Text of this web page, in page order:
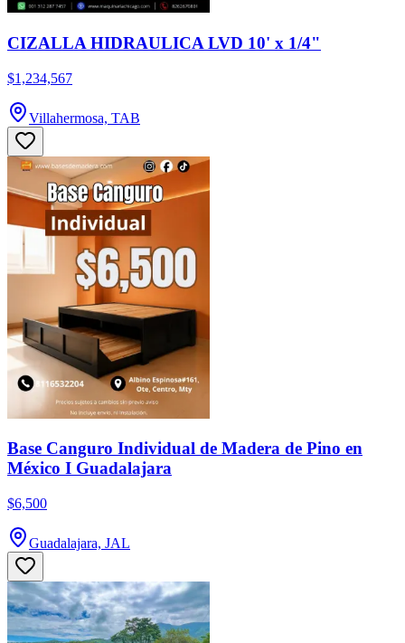
CIZALLA HIDRAULICA LVD 10' x 1/4"
$1,234,567
Villahermosa, TAB
Base Canguro Individual de Madera de Pino en
México I Guadalajara
$6,500
Guadalajara, JAL